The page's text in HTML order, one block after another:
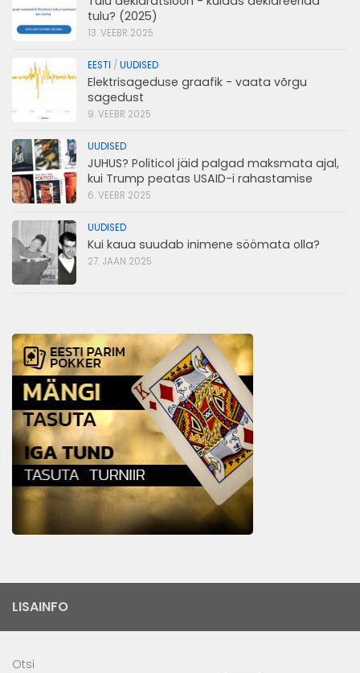
tulu? (2025)
13. VEEBR 2025
EESTI / UUDISED
Elektrisageduse graafik - vaata võrgu
sagedust
9. VEEBR 2025
UUDISED
JUHUS? Politicol jäid palgad maksmata ajal,
kui Trump peatas USAID-i rahastamise
6. VEEBR 2025
UUDISED
Kui kaua suudab inimene söömata olla?
27. JAAN 2025
LISAINFO
Otsi